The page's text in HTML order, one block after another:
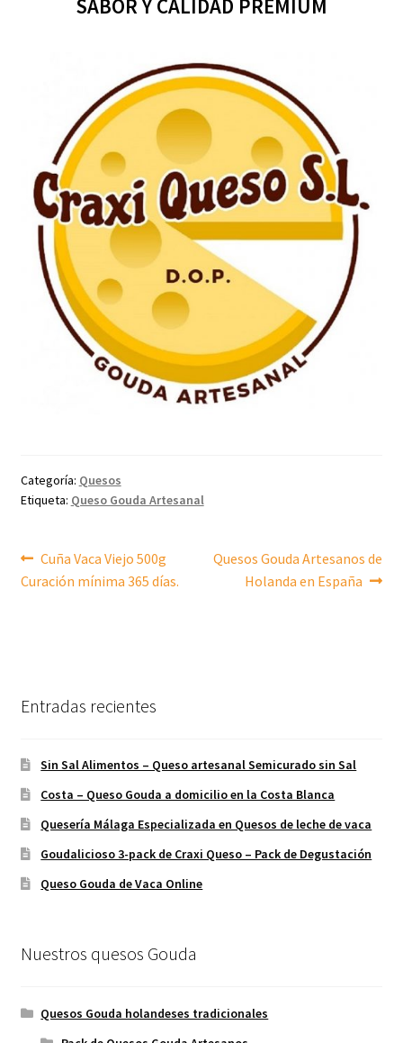
SABOR Y CALIDAD PREMIUM
Categoría: Quesos
Etiqueta: Queso Gouda Artesanal
Navegación
de
Anterior:
Cuña Vaca Viejo 500g
Curación mínima 365 días.
Siguiente:
Quesos Gouda Artesanos de
Holanda en España
Entradas recientes
Sin Sal Alimentos – Queso artesanal Semicurado sin Sal
Costa – Queso Gouda a domicilio en la Costa Blanca
Quesería Málaga Especializada en Quesos de leche de vaca
Goudalicioso 3-pack de Craxi Queso – Pack de Degustación
Queso Gouda de Vaca Online
Nuestros quesos Gouda
Quesos Gouda holandeses tradicionales